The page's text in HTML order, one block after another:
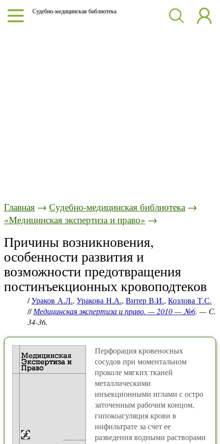
Судебно-медицинская библиотека
Главная → Судебно-медицинская библиотека →
«Медицинская экспертиза и право» →
Причины возникновения,
особенности развития и
возможности предотвращения
постинъекционных кровоподтеков
/Ураков А.Л., Уракова Н.А., Витер В.И., Козлова Т.С.
//Медицинская экспертиза и право. — 2010 — №6. — С.
34-36.
Перфорация кровеносных
сосудов при моментальном
проколе мягких тканей
металлическими
инъекционными иглами с остро
заточенным рабочим концом,
гипокоагуляция крови в
инфильтрате за счет ее
разведения водными растворами